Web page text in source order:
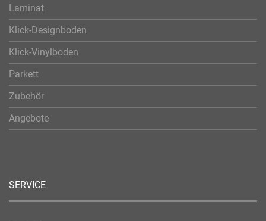
Laminat
Klick-Designboden
Klick-Vinylboden
Parkett
Zubehör
Angebote
SERVICE